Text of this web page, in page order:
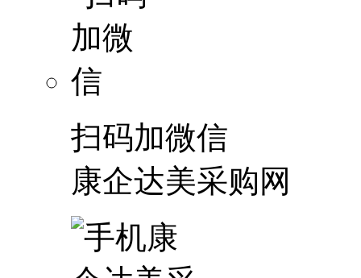
扫码加微信
康企达美采购网